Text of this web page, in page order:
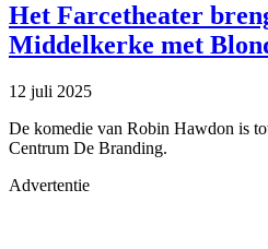
Het Farcetheater
Middelkerke met
12 juli 2025
De komedie van Robin Hawdon is
Centrum De Branding.
Advertentie